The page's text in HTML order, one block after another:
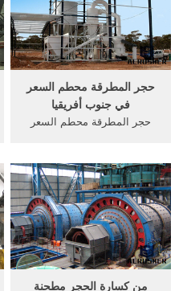
حجر المطرقة محطم السعر
في جنوب أفريقيا
حجر المطرقة محطم السعر
مطحنة الذهبية.
من كسارة الحجر مطحنة